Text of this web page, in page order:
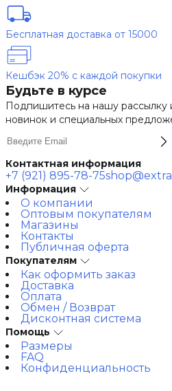
Бесплатная доставка от 15000
Кешбэк 20% с каждой покупки
Будьте в курсе
Подпишитесь на нашу рассылку
новинок и специальных
Контактная информация
+7 (921) 895-78-75
Информация
О компании
Оптовым покупателям
Магазины
Контакты
Публичная оферта
Покупателям
Как оформить заказ
Доставка
Оплата
Обмен / Возврат
Дисконтная система
Помощь
Размеры
FAQ
Конфиденциальность